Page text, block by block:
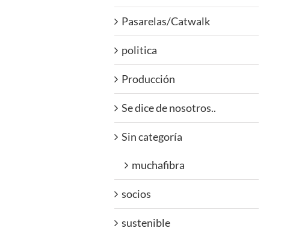
Pasarelas/Catwalk
politica
Producción
Se dice de nosotros..
Sin categoría
muchafibra
socios
sustenible